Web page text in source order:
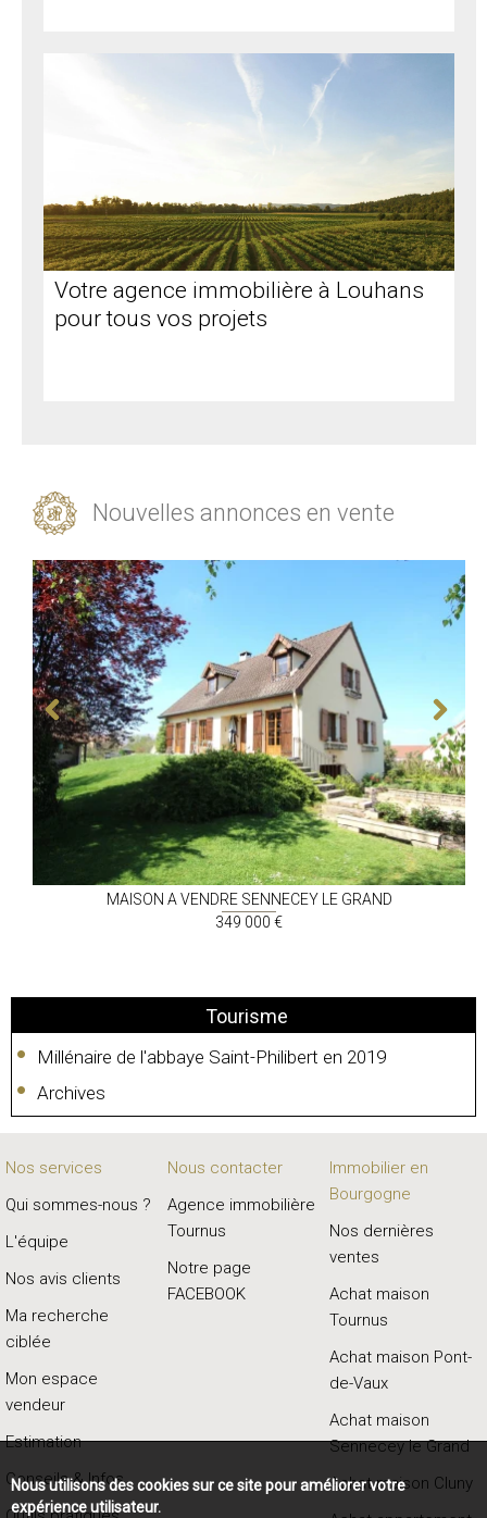
Votre agence immobilière à Louhans
pour tous vos projets
Nouvelles annonces en vente
MAISON A VENDRE SENNECEY LE GRAND
349 000 €
Tourisme
Millénaire de l'abbaye Saint-Philibert en 2019
Archives
Nos services
Qui sommes-nous ?
L'équipe
Nos avis clients
Ma recherche
ciblée
Mon espace
vendeur
Estimation
Conseils & Infos
Nous contacter
Agence immobilière
Tournus
Notre page
FACEBOOK
Immobilier en
Bourgogne
Nos dernières
ventes
Achat maison
Tournus
Achat maison Pont-
de-Vaux
Achat maison
Sennecey le Grand
Achat maison Cluny
Nous utilisons des cookies sur ce site pour améliorer votre
expérience utilisateur.